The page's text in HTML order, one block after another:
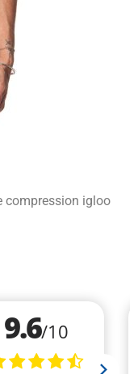
compression igloo